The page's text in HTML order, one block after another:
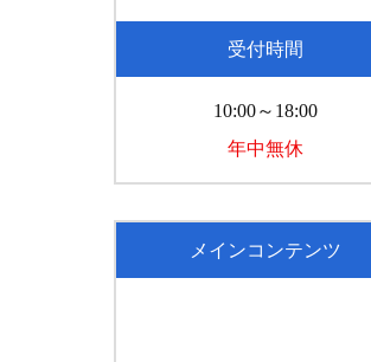
受付時間
10:00～18:00
年中無休
メインコンテンツ